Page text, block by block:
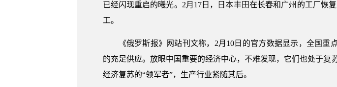
已经闪现重启的曦光。2月17日，日本丰田在长春和广州的工厂恢
工。
《俄罗斯报》网站刊文称，2月10日的官方数据显示，全国
的充足供应。放眼中国重要的经济中心，不难发现，它们也处于
经济复苏的“领军者”，生产行业紧随其后。